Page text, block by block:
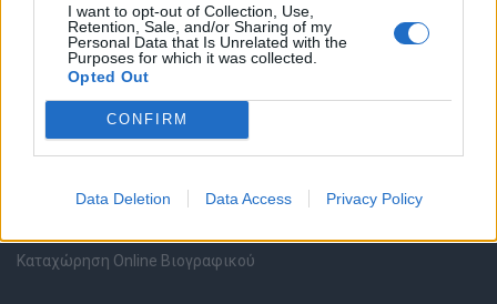
I want to opt-out of Collection, Use,
Retention, Sale, and/or Sharing of my
Personal Data that Is Unrelated with the
Purposes for which it was collected.
Opted Out
CONFIRM
Data Deletion Data Access Privacy Policy
Θέσεις Εργασίας ανά Ειδικότητα
Θέσεις Εργασίας ανά Εταιρεία
Κέντρο Βοήθειας
Υπηρεσίες υποψηφίων
Καταχώρηση Online Βιογραφικού